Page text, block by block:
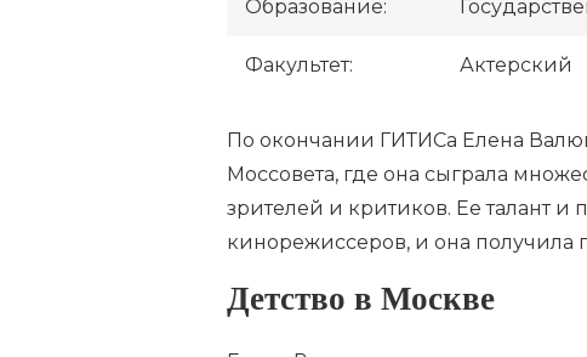
Образование:
Факультет: Актерский
По окончании ГИТИСа Елена
Моссовета, где она сыграла
зрителей и критиков. Ее талант
кинорежиссеров, и она получила
Детство в Москве